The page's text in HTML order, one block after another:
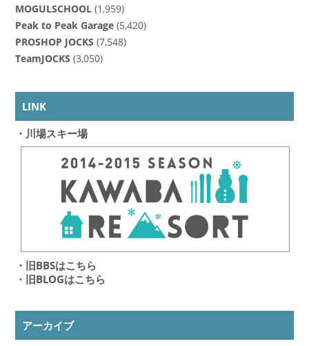
MOGULSCHOOL(1,959)
Peak to Peak Garage(5,420)
PROSHOP JOCKS (7,548)
TeamJOCKS (3,050)
LINK
・川場スキー場
・旧BBSはこちら
・旧BLOGはこちら
アーカイブ